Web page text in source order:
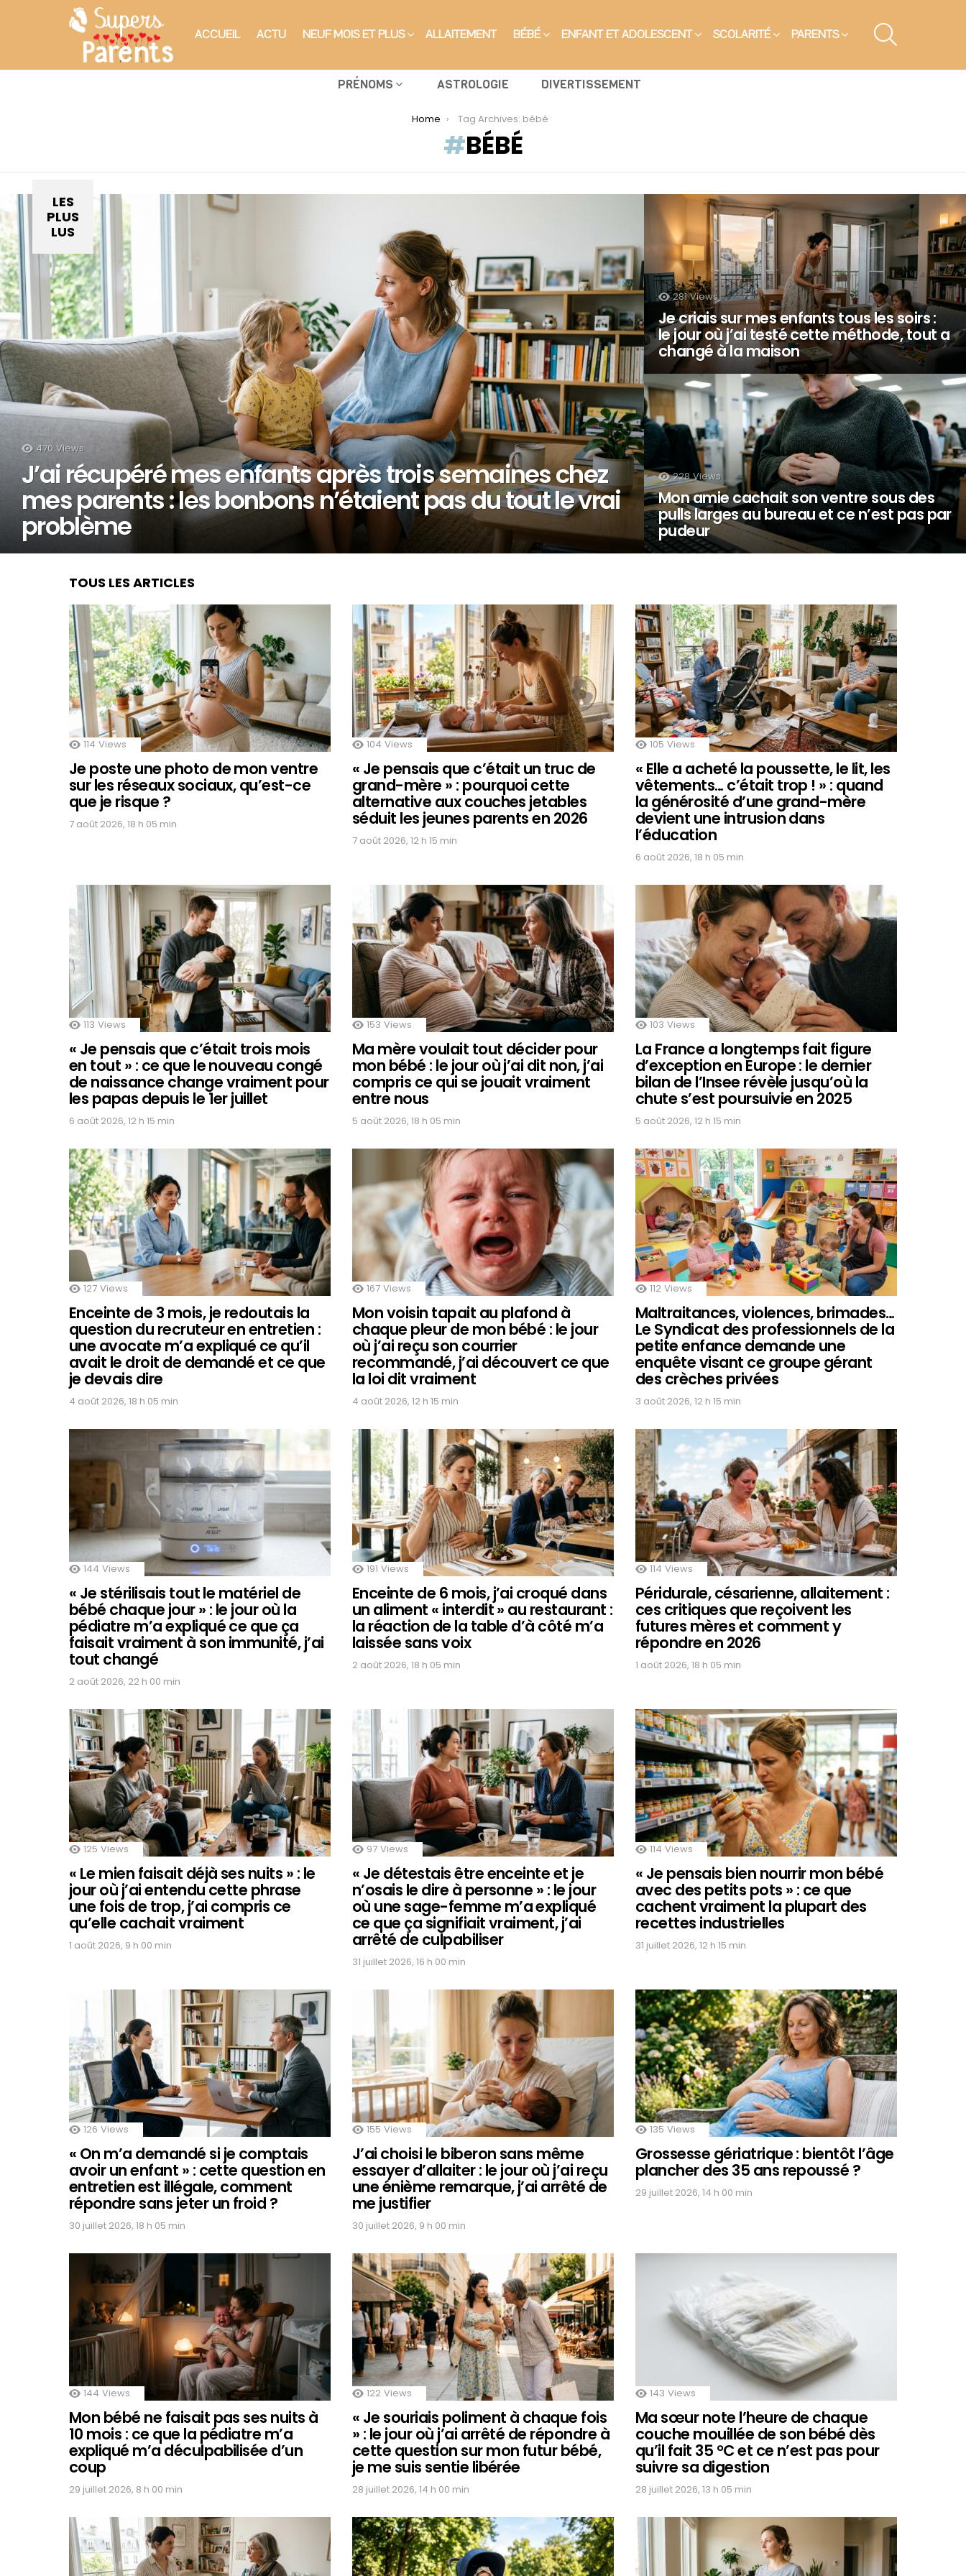
ACCUEIL ACTU NEUF MOIS ET PLUS ALLAITEMENT BÉBÉ ENFANT ET ADOLESCENT SCOLARITÉ PARENTS
PRÉNOMS ASTROLOGIE DIVERTISSEMENT
Home Tag Archives: bébé
BÉBÉ
LES
PLUS
LUS
470 Views
J’ai récupéré mes enfants après trois semaines chez
mes parents : les bonbons n’étaient pas du tout le vrai
problème
281 Views
Je criais sur mes enfants tous les soirs :
le jour où j’ai testé cette méthode, tout a
changé à la maison
228 Views
Mon amie cachait son ventre sous des
pulls larges au bureau et ce n’est pas par
pudeur
TOUS LES ARTICLES
114 Views
Je poste une photo de mon ventre
sur les réseaux sociaux, qu’est-ce
que je risque ?
7 août 2026, 18 h 05 min
104 Views
« Je pensais que c’était un truc de
grand-mère » : pourquoi cette
alternative aux couches jetables
séduit les jeunes parents en 2026
7 août 2026, 12 h 15 min
105 Views
« Elle a acheté la poussette, le lit, les
vêtements… c’était trop ! » : quand
la générosité d’une grand-mère
devient une intrusion dans
l’éducation
6 août 2026, 18 h 05 min
113 Views
« Je pensais que c’était trois mois
en tout » : ce que le nouveau congé
de naissance change vraiment pour
les papas depuis le 1er juillet
6 août 2026, 12 h 15 min
153 Views
Ma mère voulait tout décider pour
mon bébé : le jour où j’ai dit non, j’ai
compris ce qui se jouait vraiment
entre nous
5 août 2026, 18 h 05 min
103 Views
La France a longtemps fait figure
d’exception en Europe : le dernier
bilan de l’Insee révèle jusqu’où la
chute s’est poursuivie en 2025
5 août 2026, 12 h 15 min
127 Views
Enceinte de 3 mois, je redoutais la
question du recruteur en entretien :
une avocate m’a expliqué ce qu’il
avait le droit de demandé et ce que
je devais dire
4 août 2026, 18 h 05 min
167 Views
Mon voisin tapait au plafond à
chaque pleur de mon bébé : le jour
où j’ai reçu son courrier
recommandé, j’ai découvert ce que
la loi dit vraiment
4 août 2026, 12 h 15 min
112 Views
Maltraitances, violences, brimades…
Le Syndicat des professionnels de la
petite enfance demande une
enquête visant ce groupe gérant
des crèches privées
3 août 2026, 12 h 15 min
144 Views
« Je stérilisais tout le matériel de
bébé chaque jour » : le jour où la
pédiatre m’a expliqué ce que ça
faisait vraiment à son immunité, j’ai
tout changé
2 août 2026, 22 h 00 min
191 Views
Enceinte de 6 mois, j’ai croqué dans
un aliment « interdit » au restaurant :
la réaction de la table d’à côté m’a
laissée sans voix
2 août 2026, 18 h 05 min
114 Views
Péridurale, césarienne, allaitement :
ces critiques que reçoivent les
futures mères et comment y
répondre en 2026
1 août 2026, 18 h 05 min
125 Views
« Le mien faisait déjà ses nuits » : le
jour où j’ai entendu cette phrase
une fois de trop, j’ai compris ce
qu’elle cachait vraiment
1 août 2026, 9 h 00 min
97 Views
« Je détestais être enceinte et je
n’osais le dire à personne » : le jour
où une sage-femme m’a expliqué
ce que ça signifiait vraiment, j’ai
arrêté de culpabiliser
31 juillet 2026, 16 h 00 min
114 Views
« Je pensais bien nourrir mon bébé
avec des petits pots » : ce que
cachent vraiment la plupart des
recettes industrielles
31 juillet 2026, 12 h 15 min
126 Views
« On m’a demandé si je comptais
avoir un enfant » : cette question en
entretien est illégale, comment
répondre sans jeter un froid ?
30 juillet 2026, 18 h 05 min
155 Views
J’ai choisi le biberon sans même
essayer d’allaiter : le jour où j’ai reçu
une énième remarque, j’ai arrêté de
me justifier
30 juillet 2026, 9 h 00 min
135 Views
Grossesse gériatrique : bientôt l’âge
plancher des 35 ans repoussé ?
29 juillet 2026, 14 h 00 min
144 Views
Mon bébé ne faisait pas ses nuits à
10 mois : ce que la pédiatre m’a
expliqué m’a déculpabilisée d’un
coup
29 juillet 2026, 8 h 00 min
122 Views
« Je souriais poliment à chaque fois
» : le jour où j’ai arrêté de répondre à
cette question sur mon futur bébé,
je me suis sentie libérée
28 juillet 2026, 14 h 00 min
143 Views
Ma sœur note l’heure de chaque
couche mouillée de son bébé dès
qu’il fait 35 °C et ce n’est pas pour
suivre sa digestion
28 juillet 2026, 13 h 05 min